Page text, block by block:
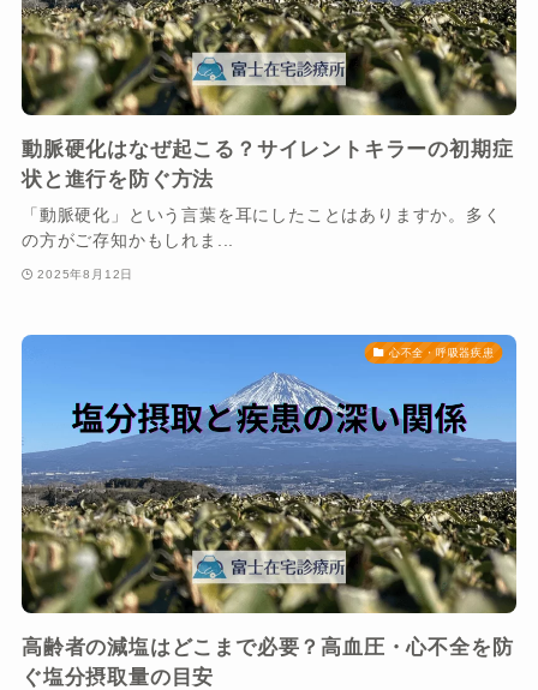
動脈硬化はなぜ起こる？サイレントキラーの初期症
状と進行を防ぐ方法
「動脈硬化」という言葉を耳にしたことはありますか。多く
の方がご存知かもしれま...
2025年8月12日
心不全・呼吸器疾患
高齢者の減塩はどこまで必要？高血圧・心不全を防
ぐ塩分摂取量の目安